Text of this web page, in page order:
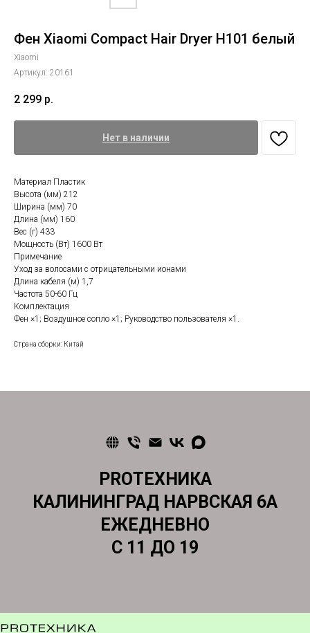
Фен Xiaomi Compact Hair Dryer H101 белый
Xiaomi
Артикул: 20161
2 299 р.
Нет в наличии
Материал Пластик
Высота (мм) 212
Ширина (мм) 70
Длина (мм) 160
Вес (г) 433
Мощность (Вт) 1600 Вт
Примечание
Уход за волосами с отрицательными ионами
Длина кабеля (м) 1,7
Частота 50-60 Гц
Комплектация
Фен ×1; Воздушное сопло ×1; Руководство пользователя ×1.
Страна сборки: Китай
PROТЕХНИКА
КАЛИНИНГРАД НАРВСКАЯ 6А
ЕЖЕДНЕВНО
С 11 ДО 19